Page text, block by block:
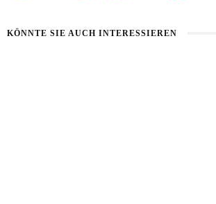
KÖNNTE SIE AUCH INTERESSIEREN